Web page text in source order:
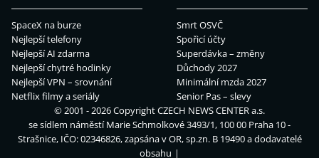
SpaceX na burze
Nejlepší telefony
Nejlepší AI zdarma
Nejlepší chytré hodinky
Nejlepší VPN – srovnání
Netflix filmy a seriály
Smrt OSVČ
Spořicí účty
Superdávka – změny
Důchody 2027
Minimální mzda 2027
Senior Pas – slevy
© 2001 - 2026 CopyrightCZECH NEWS CENTER a.s.
se sídlem náměstí Marie Schmolkové 3493/1, 100 00 Praha 10 -
Strašnice, IČO: 02346826, zapsána v OR, sp.zn. B 19490 a dodavatelé
obsahu